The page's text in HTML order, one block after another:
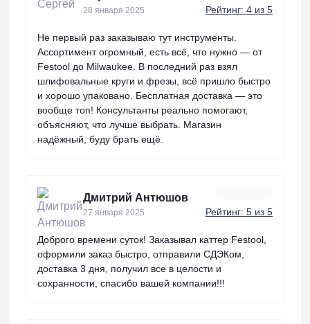
28 января 2025 Рейтинг: 4 из 5
Не первый раз заказываю тут инструменты.
Ассортимент огромный, есть всё, что нужно — от
Festool до Milwaukee. В последний раз взял
шлифовальные круги и фрезы, всё пришло быстро
и хорошо упаковано. Бесплатная доставка — это
вообще топ! Консультанты реально помогают,
объясняют, что лучше выбрать. Магазин
надёжный, буду брать ещё.
Дмитрий Антюшов
27 января 2025 Рейтинг: 5 из 5
Доброго времени суток! Заказывал каттер Festool,
оформили заказ быстро, отправили СДЭКом,
доставка 3 дня, получил все в целости и
сохранности, спасибо вашей компании!!!